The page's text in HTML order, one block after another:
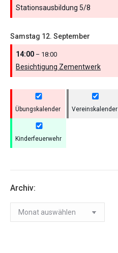
Stationsausbildung 5/8
Samstag 12. September
14:00 – 18:00
Besichtigung Zementwerk
Übungskalender Vereinskalender
Kinderfeuerwehr
Archiv:
Archiv: